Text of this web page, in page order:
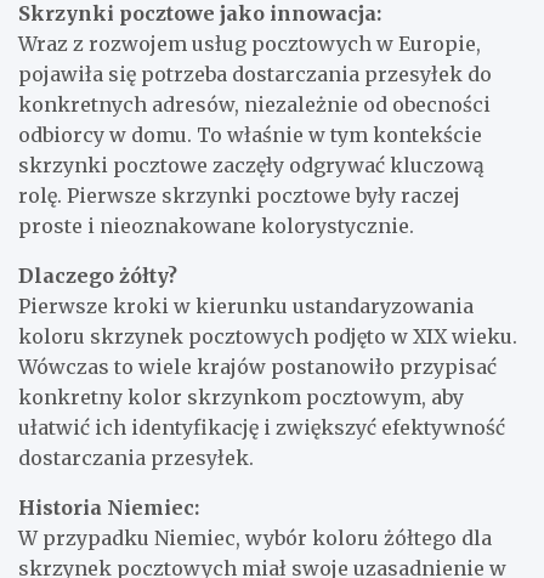
Skrzynki pocztowe jako innowacja:
Wraz z rozwojem usług pocztowych w Europie,
pojawiła się potrzeba dostarczania przesyłek do
konkretnych adresów, niezależnie od obecności
odbiorcy w domu. To właśnie w tym kontekście
skrzynki pocztowe zaczęły odgrywać kluczową
rolę. Pierwsze skrzynki pocztowe były raczej
proste i nieoznakowane kolorystycznie.
Dlaczego żółty?
Pierwsze kroki w kierunku ustandaryzowania
koloru skrzynek pocztowych podjęto w XIX wieku.
Wówczas to wiele krajów postanowiło przypisać
konkretny kolor skrzynkom pocztowym, aby
ułatwić ich identyfikację i zwiększyć efektywność
dostarczania przesyłek.
Historia Niemiec:
W przypadku Niemiec, wybór koloru żółtego dla
skrzynek pocztowych miał swoje uzasadnienie w